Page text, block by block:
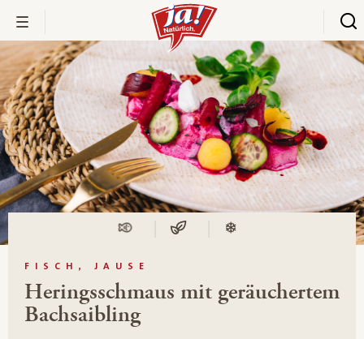
FISCH, JAUSE
Heringsschmaus mit geräuchertem
Bachsaibling